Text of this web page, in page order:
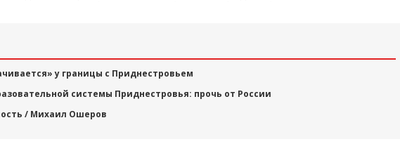
у границы с Приднестровьем
системы Приднестровья: прочь от России
/ Михаил Ошеров